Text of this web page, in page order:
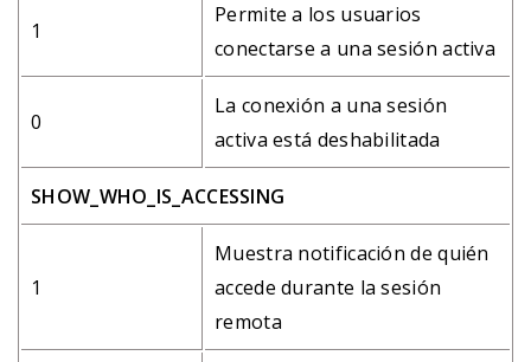
1
Permite a los usuarios
conectarse a una sesión activa
0
La conexión a una sesión
activa está deshabilitada
SHOW_WHO_IS_ACCESSING
1
Muestra notificación de quién
accede durante la sesión
remota